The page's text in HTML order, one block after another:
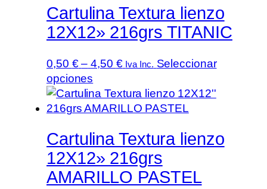
productohasta
4,50 €
variantes.
Las
opciones
pueden
elegir
en
la
página
de
producto
Cartulina Textura lienzo
12X12» 216grs TITANIC
0,50 € – 4,50 €Rango
precios:
desde
hasta
4,50 €
Iva Inc. Seleccionar
opciones
producto
tiene
variantes.
Las
opciones
se
Cartulina Textura lienzo
12X12» 216grs
AMARILLO PASTEL